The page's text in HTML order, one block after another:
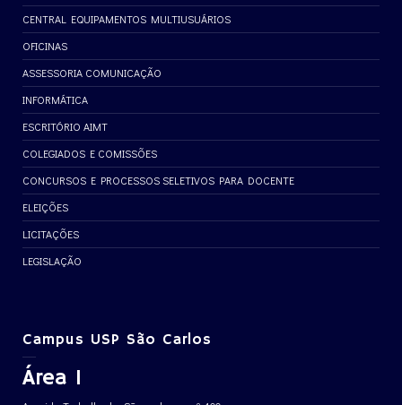
CENTRAL EQUIPAMENTOS MULTIUSUÁRIOS
OFICINAS
ASSESSORIA COMUNICAÇÃO
INFORMÁTICA
ESCRITÓRIO AIMT
COLEGIADOS E COMISSÕES
CONCURSOS E PROCESSOS SELETIVOS PARA DOCENTE
ELEIÇÕES
LICITAÇÕES
LEGISLAÇÃO
Campus USP São Carlos
Área 1